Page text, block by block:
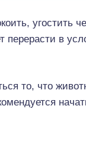
угостить
перерасти в
то, что